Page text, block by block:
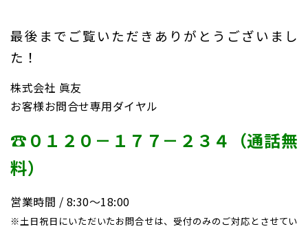
最後までご覧いただきありがとうございまし
た！
株式会社 眞友
お客様お問合せ専用ダイヤル
☎０１２０－１７７－２３４（通話無
料）
営業時間 / 8:30〜18:00
※土日祝日にいただいたお問合せは、受付のみのご対応とさせてい